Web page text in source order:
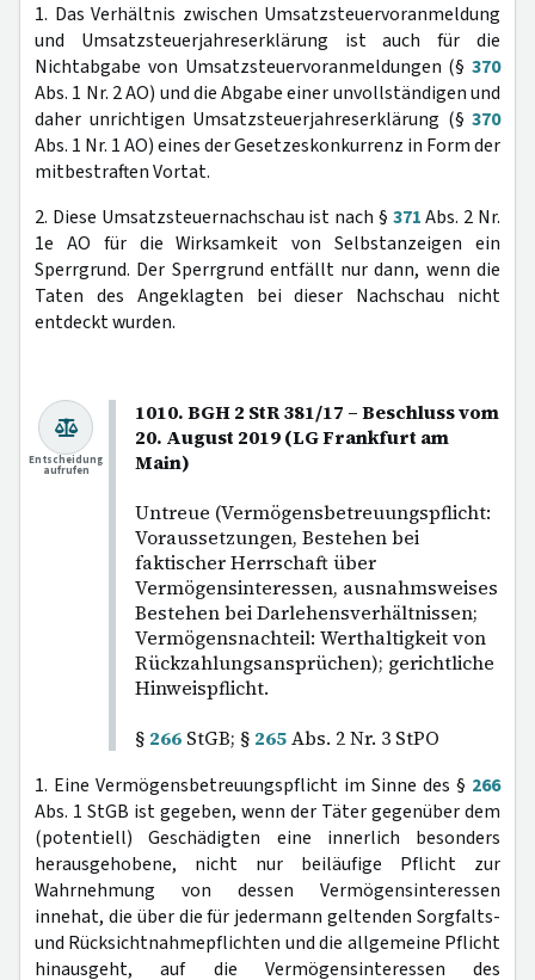
1. Das Verhältnis zwischen Umsatzsteuervoranmeldung
und Umsatzsteuerjahreserklärung ist auch für die
Nichtabgabe von Umsatzsteuervoranmeldungen (§ 370
Abs. 1 Nr. 2 AO) und die Abgabe einer unvollständigen und
daher unrichtigen Umsatzsteuerjahreserklärung (§ 370
Abs. 1 Nr. 1 AO) eines der Gesetzeskonkurrenz in Form der
mitbestraften Vortat.
2. Diese Umsatzsteuernachschau ist nach § 371Abs. 2 Nr.
1e AO für die Wirksamkeit von Selbstanzeigen ein
Sperrgrund. Der Sperrgrund entfällt nur dann, wenn die
Taten des Angeklagten bei dieser Nachschau nicht
entdeckt wurden.
1010. BGH 2 StR 381/17 – Beschluss vom
20. August 2019 (LG Frankfurt am
Main)
Untreue (Vermögensbetreuungspflicht:
Voraussetzungen, Bestehen bei
faktischer Herrschaft über
Vermögensinteressen, ausnahmsweises
Bestehen bei Darlehensverhältnissen;
Vermögensnachteil: Werthaltigkeit von
Rückzahlungsansprüchen); gerichtliche
Hinweispflicht.
§ 266 StGB; § 265Abs. 2 Nr. 3 StPO
Entscheidung
aufrufen
1. Eine Vermögensbetreuungspflicht im Sinne des § 266
Abs. 1 StGB ist gegeben, wenn der Täter gegenüber dem
(potentiell) Geschädigten eine innerlich besonders
herausgehobene, nicht nur beiläufige Pflicht zur
Wahrnehmung von dessen Vermögensinteressen
innehat, die über die für jedermann geltenden Sorgfalts-
und Rücksichtnahmepflichten und die allgemeine Pflicht
hinausgeht, auf die Vermögensinteressen des